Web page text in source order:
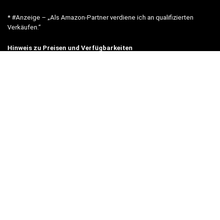
* #Anzeige – „Als Amazon-Partner verdiene ich an qualifizierten
Verkäufen.“
Hinweis zu Preisen und Verfügbarkeiten